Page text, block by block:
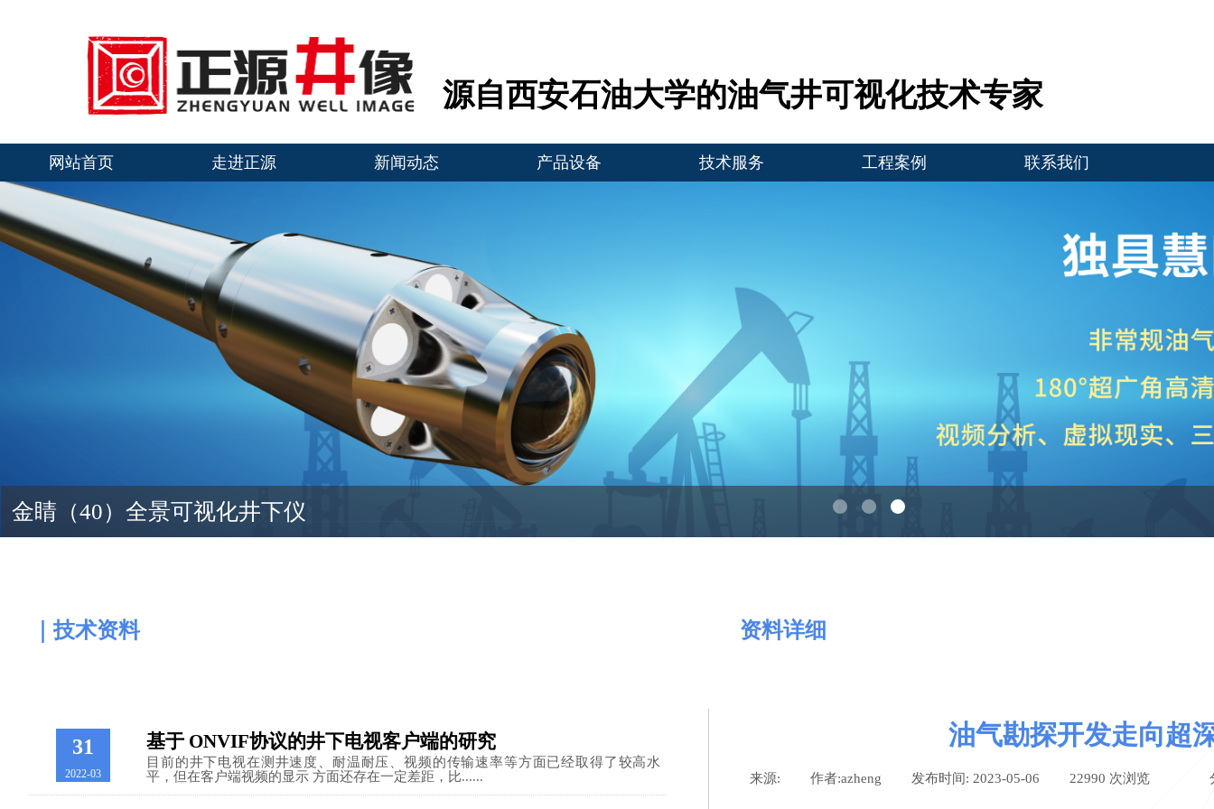
源自西安石油大学的油气井可视化技术专家
网站首页 走进正源 新闻动态 产品设备 技术服务 工程案例 联系我们
金睛（40）全景可视化井下仪
资料详细
｜技术资料
31
2022-03
基于 ONVIF协议的井下电视客户端的研究
目前的井下电视在测井速度、耐温耐压、视频的传输速率等方面已经取得了较高水
平，但在客户端视频的显示 方面还存在一定差距，比......
油气勘探开发走向超
来源: 作者:azheng 发布时间: 2023-05-06 22990 次浏览